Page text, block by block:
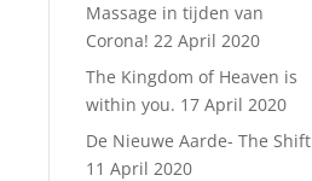
Massage in tijden van
Corona! 22 April 2020
The Kingdom of Heaven is
within you. 17 April 2020
De Nieuwe Aarde- The Shift
11 April 2020